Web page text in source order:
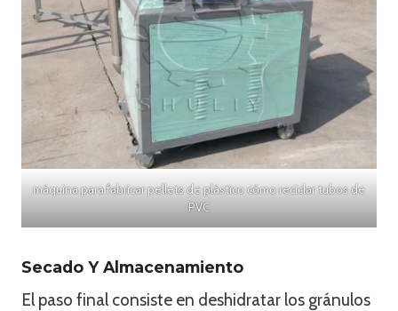
máquina para fabricar pellets de plástico cómo reciclar tubos de
PVC
Secado Y Almacenamiento
El paso final consiste en deshidratar los gránulos